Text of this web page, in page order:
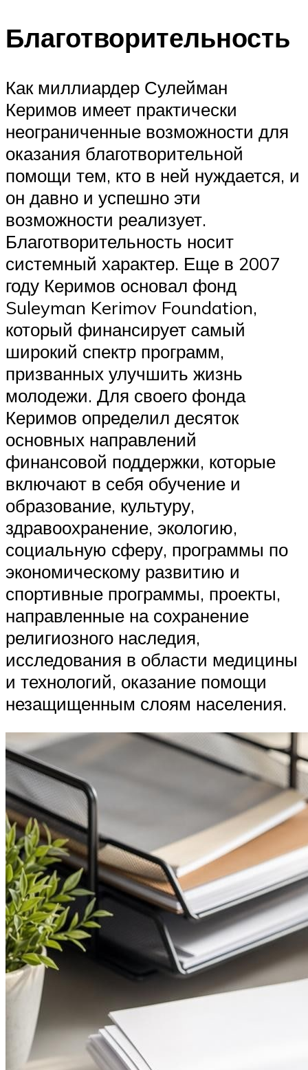
Благотворительность
Как миллиардер Сулейман
Керимов имеет практически
неограниченные возможности для
оказания благотворительной
помощи тем, кто в ней нуждается, и
он давно и успешно эти
возможности реализует.
Благотворительность носит
системный характер. Еще в 2007
году Керимов основал фонд
Suleyman Kerimov Foundation,
который финансирует самый
широкий спектр программ,
призванных улучшить жизнь
молодежи. Для своего фонда
Керимов определил десяток
основных направлений
финансовой поддержки, которые
включают в себя обучение и
образование, культуру,
здравоохранение, экологию,
социальную сферу, программы по
экономическому развитию и
спортивные программы, проекты,
направленные на сохранение
религиозного наследия,
исследования в области медицины
и технологий, оказание помощи
незащищенным слоям населения.